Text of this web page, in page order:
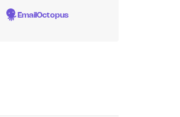
EmailOctopus